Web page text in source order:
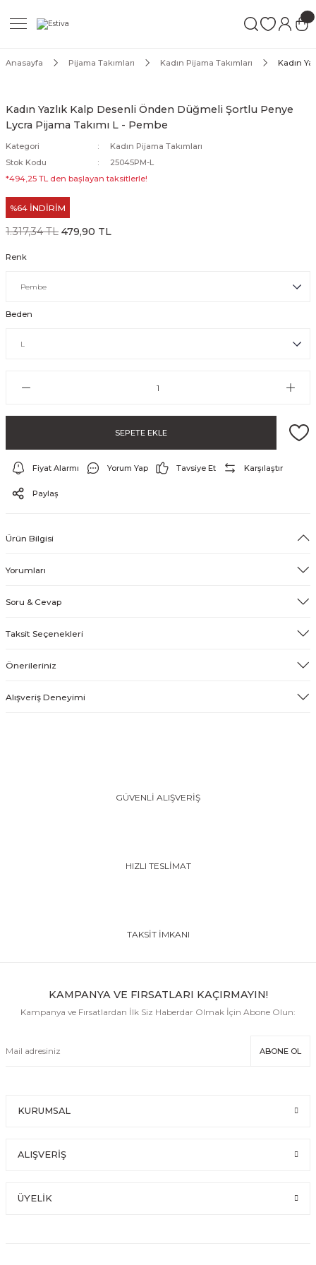
ve Şort
Mayo
Anasayfa Pijama Takımları Kadın Pijama Takımları Kadın
Kadın Yazlık Kalp Desenli Önden Düğmeli Şortlu Penye
Lycra Pijama Takımı L - Pembe
Kategori
Kadın Pijama Takımları
Stok Kodu
25045PM-L
*494,25 TL den başlayan taksitlerle!
%64 İNDİRİM
1.317,34 TL 479,90 TL
Renk
Beden
SEPETE EKLE
Fiyat Alarmı Yorum Yap Tavsiye Et Karşılaştır
Paylaş
Ürün Bilgisi
Yorumları
Soru & Cevap
Taksit Seçenekleri
Önerileriniz
Alışveriş Deneyimi
GÜVENLİ ALIŞVERİŞ
HIZLI TESLİMAT
TAKSİT İMKANI
KAMPANYA VE FIRSATLARI KAÇIRMAYIN!
Kampanya ve Fırsatlardan İlk Siz Haberdar Olmak İçin Abone Olun:
ABONE OL
KURUMSAL
ALIŞVERİŞ
ÜYELİK